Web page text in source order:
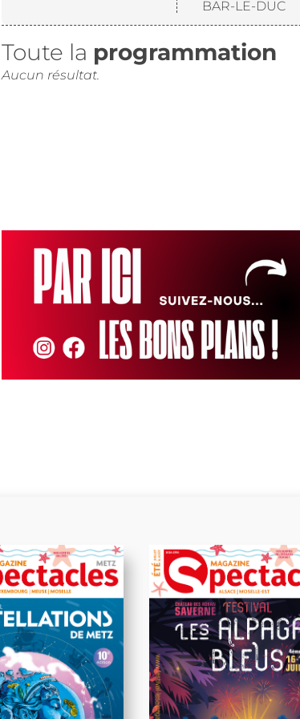
BAR-LE-DUC
Toute la programmation
Aucun résultat.